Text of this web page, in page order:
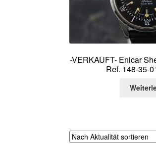
-VERKAUFT- Enicar
Ref. 148-35-